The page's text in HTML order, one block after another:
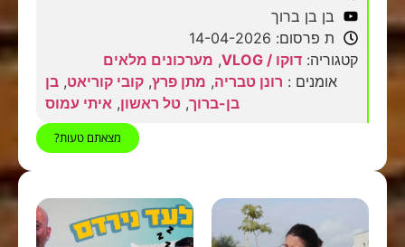
בן בן ברוך
ת פרסום: 14-04-2026
קטגוריה: דוקו / VLOG , מערכונים מלאים
אומנים : רונן טבריה, מתן פרץ, קובי קוריאט, בן
בן-ברוך, טל ראשון, איתי עמוס
מצאתם טעות?